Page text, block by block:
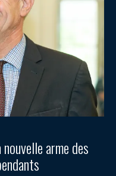
arme des